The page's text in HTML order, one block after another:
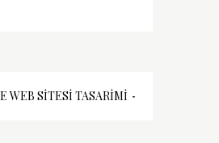
WEB SITESI TASARIMI